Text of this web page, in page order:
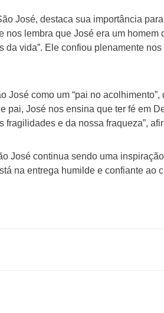
José, destaca sua importância
nos lembra que José era um
da vida”. Ele confiou plenamente
José como um “pai no
pai, José nos ensina que ter fé em
e da nossa fraqueza”,
José continua sendo uma
na entrega humilde e confiante ao